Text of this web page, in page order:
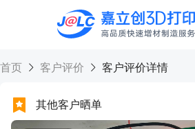
高品质快速增材制造服务
首页 客户评价 客户评价详情
其他客户晒单